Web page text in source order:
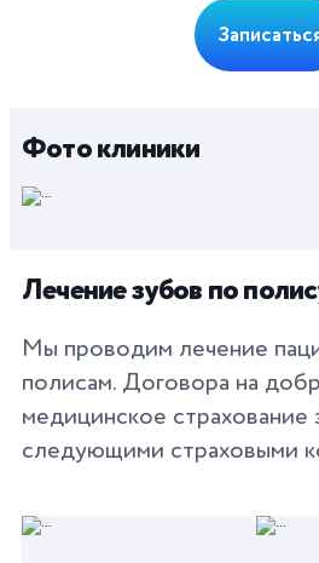
Фото клиники
Лечение зубов по
Мы проводим лечение
полисам. Договора на
медицинское страхование
следующими страховыми